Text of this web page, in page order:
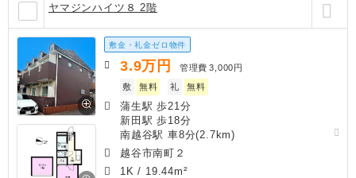
ヤマジンハイツ８ 2階
敷金・礼金ゼロ物件
3.9万円 管理費 3,000円
敷
無料 礼 無料
蒲生駅 歩21分
新田駅 歩18分
南越谷駅 車8分(2.7km)
越谷市南町２
1K / 19.44m²